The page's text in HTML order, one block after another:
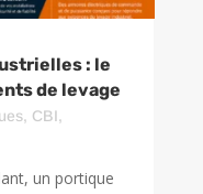
: le
de levage
, CBI,
un portique